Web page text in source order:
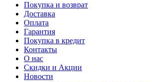
Покупка и возврат
Доставка
Оплата
Гарантия
Покупка в кредит
Контакты
О нас
Скидки и Акции
Новости